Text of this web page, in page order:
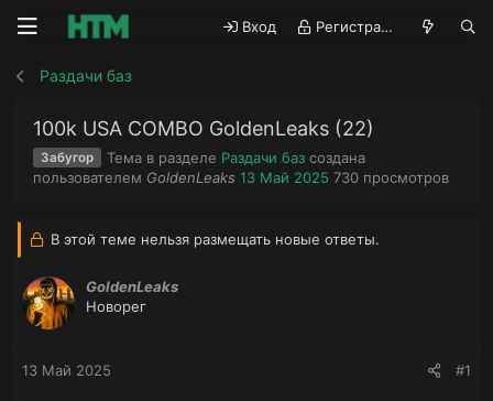
Вход Регистрация
Раздачи баз
100k USA COMBO GoldenLeaks (22)
Забугор Тема в разделе Раздачи базсоздана
пользователем А
о
е
GoldenLeaks Д
а
13 Май 2025 П
с
730 просмотров
В этой теме нельзя размещать новые ответы.
GoldenLeaks
Новорег
13 Май 2025 #1